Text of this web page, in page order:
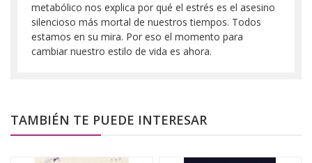
metabólico nos explica por qué el estrés es el asesino
silencioso más mortal de nuestros tiempos. Todos
estamos en su mira. Por eso el momento para
cambiar nuestro estilo de vida es ahora.
TAMBIÉN TE PUEDE INTERESAR